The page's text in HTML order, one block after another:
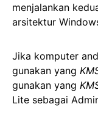
menjalankan
arsitektur
Jika komputer
gunakan yang
gunakan yang
Lite sebagai